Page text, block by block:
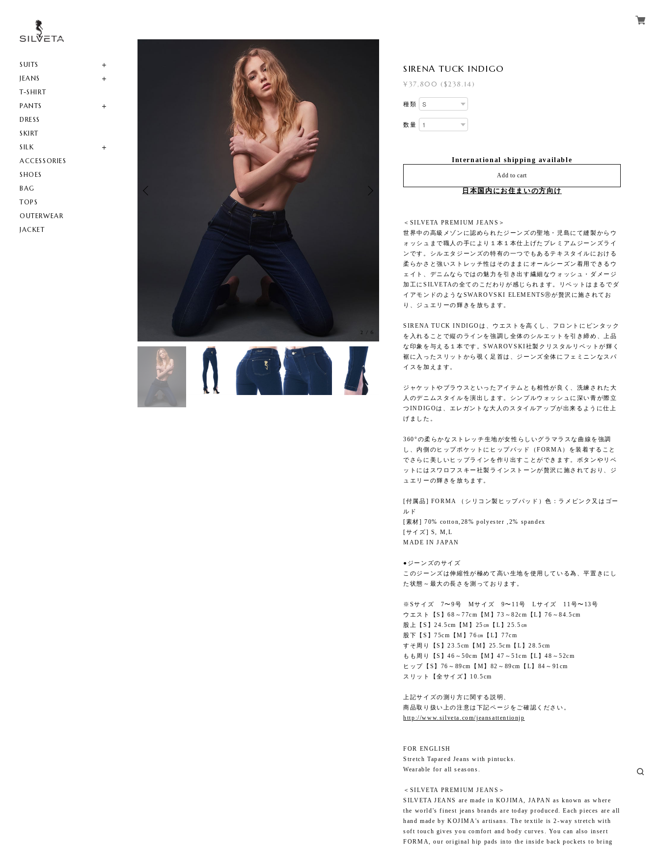
SUITS
JEANS
T-SHIRT
PANTS
DRESS
SKIRT
SILK
ACCESSORIES
SHOES
BAG
TOPS
OUTERWEAR
JACKET
2 /6
SIRENA TUCK INDIGO
¥37,800 ($238.14)
種類
数量
International shipping available
Add to cart
日本国内にお住まいの方向け
＜SILVETA PREMIUM JEANS＞
世界中の高級メゾンに認められたジーンズの聖地・児島にて縫製からウ
ォッシュまで職人の手により１本１本仕上げたプレミアムジーンズライ
ンです。シルエタジーンズの特有の一つでもあるテキスタイルにおける
柔らかさと強いストレッチ性はそのままにオールシーズン着用できるウ
ェイト、デニムならではの魅力を引き出す繊細なウォッシュ・ダメージ
加工にSILVETAの全てのこだわりが感じられます。リベットはまるでダ
イアモンドのようなSWAROVSKI ELEMENTSⓇが贅沢に施されてお
り、ジュエリーの輝きを放ちます。
SIRENA TUCK INDIGOは、ウエストを高くし、フロントにピンタック
を入れることで縦のラインを強調し全体のシルエットを引き締め、上品
な印象を与える１本です。SWAROVSKI社製クリスタルリベットが輝く
裾に入ったスリットから覗く足首は、ジーンズ全体にフェミニンなスパ
イスを加えます。
ジャケットやブラウスといったアイテムとも相性が良く、洗練された大
人のデニムスタイルを演出します。シンプルウォッシュに深い青が際立
つINDIGOは、エレガントな大人のスタイルアップが出来るように仕上
げました。
360°の柔らかなストレッチ生地が女性らしいグラマラスな曲線を強調
し、内側のヒップポケットにヒップパッド（FORMA）を装着すること
でさらに美しいヒップラインを作り出すことができます。ボタンやリベ
ットにはスワロフスキー社製ラインストーンが贅沢に施されており、ジ
ュエリーの輝きを放ちます。
[付属品] FORMA （シリコン製ヒップパッド）色：ラメピンク又はゴー
ルド
[素材] 70% cotton,28% polyester ,2% spandex
[サイズ] S, M,L
MADE IN JAPAN
●ジーンズのサイズ
このジーンズは伸縮性が極めて高い生地を使用している為、平置きにし
た状態～最大の長さを測っております。
※Sサイズ 7〜9号 Mサイズ 9〜11号 Lサイズ 11号〜13号
ウエスト【S】68～77cm【M】73～82cm【L】76～84.5cm
股上【S】24.5cm【M】25㎝【L】25.5㎝
股下【S】75cm【M】76㎝【L】77cm
すそ周り【S】23.5cm【M】25.5cm【L】28.5cm
もも周り【S】46～50cm【M】47～51cm【L】48～52cm
ヒップ【S】76～89cm【M】82～89cm【L】84～91cm
スリット【全サイズ】10.5cm
上記サイズの測り方に関する説明、
商品取り扱い上の注意は下記ページをご確認ください。
http://www.silveta.com/jeansattentionjp
FOR ENGLISH
Stretch Tapared Jeans with pintucks.
Wearable for all seasons.
＜SILVETA PREMIUM JEANS＞
SILVETA JEANS are made in KOJIMA, JAPAN as known as where
the world's finest jeans brands are today produced. Each pieces are all
hand made by KOJIMA's artisans. The textile is 2-way stretch with
soft touch gives you comfort and body curves. You can also insert
FORMA, our original hip pads into the inside back pockets to bring